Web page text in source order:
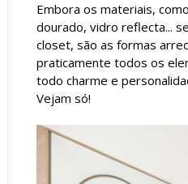
Embora os materiais,
dourado, vidro reflecta...
closet, são as formas
praticamente todos os
todo charme e
Vejam só!